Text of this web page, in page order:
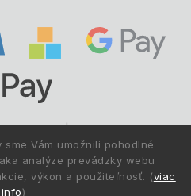
Vám umožnili pohodlné
analýze prevádzky webu
výkon a použiteľnosť. (viac
info)
|
.
vyhradené.